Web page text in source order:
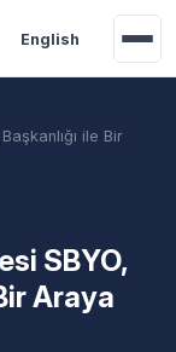
English
ile Bir
SBYO,
Araya